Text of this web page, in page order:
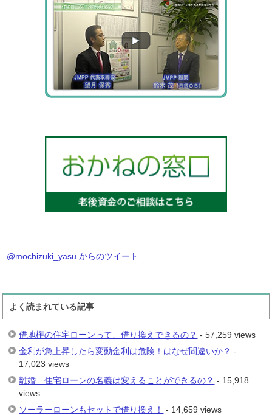
@mochizuki_yasu からのツイート
よく読まれている記事
借地権の住宅ローンって、借り換えできるの？ - 57,259 views
金利が急上昇したら変動金利は危険！はなぜ間違いか？ -
17,023 views
離婚 住宅ローンの名義は変えることができるの？ - 15,918
views
ソーラーローンもセットで借り換え！
- 14,659 views